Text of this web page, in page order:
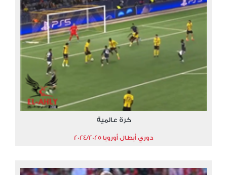
كرة عالمية
دوري أبطال أوروبا 2024/2025